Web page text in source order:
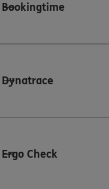
Bookingtime
Dynatrace
Ergo Check